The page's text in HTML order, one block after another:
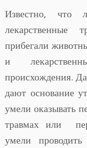
Известно, что
прибегали
и
происхождения.
дают основание
умели оказывать
травмах или
умели